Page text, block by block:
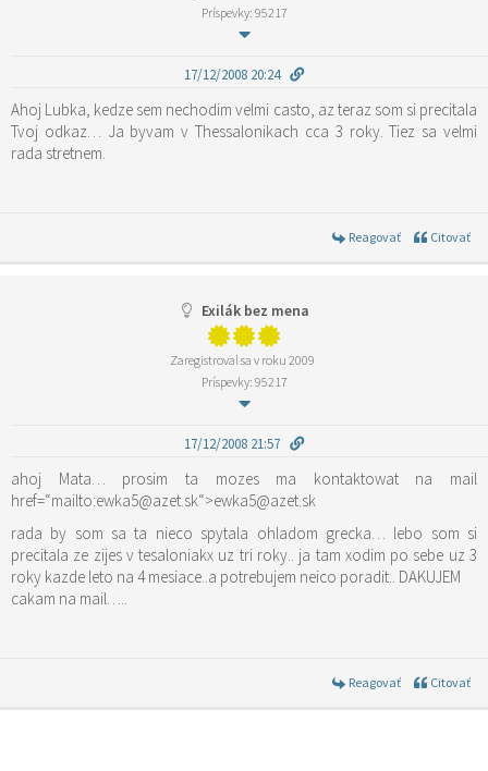
Príspevky: 95217
17/12/2008 20:24
Ahoj Lubka, kedze sem nechodim velmi casto, az teraz som si precitala
Tvoj odkaz… Ja byvam v Thessalonikach cca 3 roky. Tiez sa velmi
rada stretnem.
Reagovať Citovať
Exilák bez mena
Zaregistroval sa v roku 2009
Príspevky: 95217
17/12/2008 21:57
ahoj Mata… prosim ta mozes ma kontaktowat na mail
href=“mailto:ewka5@azet.sk“>ewka5@azet.sk
rada by som sa ta nieco spytala ohladom grecka… lebo som si
precitala ze zijes v tesaloniakx uz tri roky.. ja tam xodim po sebe uz 3
roky kazde leto na 4 mesiace..a potrebujem neico poradit.. DAKUJEM
cakam na mail…..
Reagovať Citovať